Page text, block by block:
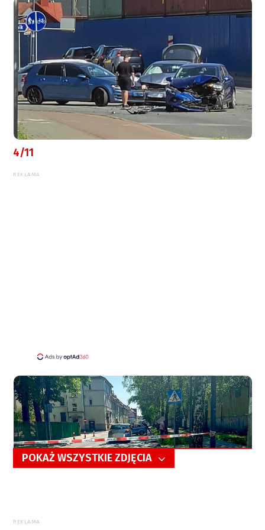
4/11
REKLAMA
POKAŻ WSZYSTKIE ZDJĘCIA
REKLAMA